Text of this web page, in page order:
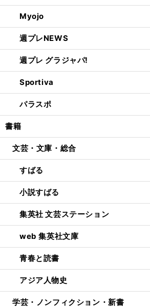
Myojo
週プレNEWS
週プレ グラジャパ!
Sportiva
パラスポ
書籍
文芸・文庫・総合
すばる
小説すばる
集英社 文芸ステーション
web 集英社文庫
青春と読書
アジア人物史
学芸・ノンフィクション・新書